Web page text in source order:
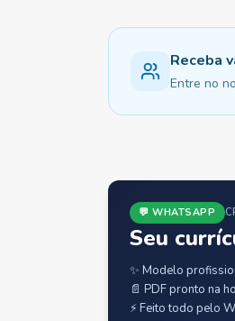
Receba
Entre no
💬 WHATSAPP
Seu
✨ Modelo
📄 PDF pronto na
⚡ Feito todo pelo